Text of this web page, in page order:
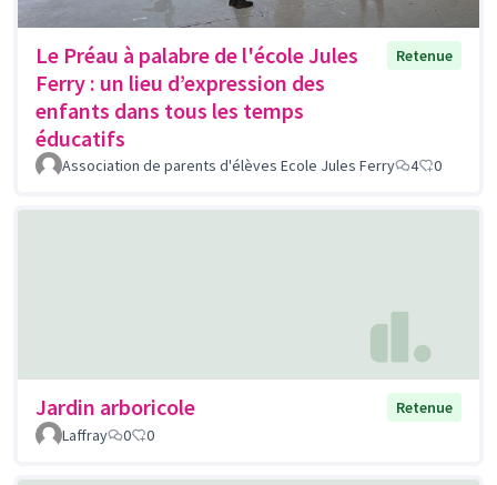
Le Préau à palabre de l'école Jules
Ferry : un lieu d’expression des
enfants dans tous les temps
éducatifs
Retenue
Association de parents d'élèves Ecole Jules Ferry 4 0
Jardin arboricole
Retenue
Laffray
0 0